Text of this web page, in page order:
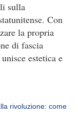
sulla
Con
la propria
di fascia
estetica e
rivoluzione: come